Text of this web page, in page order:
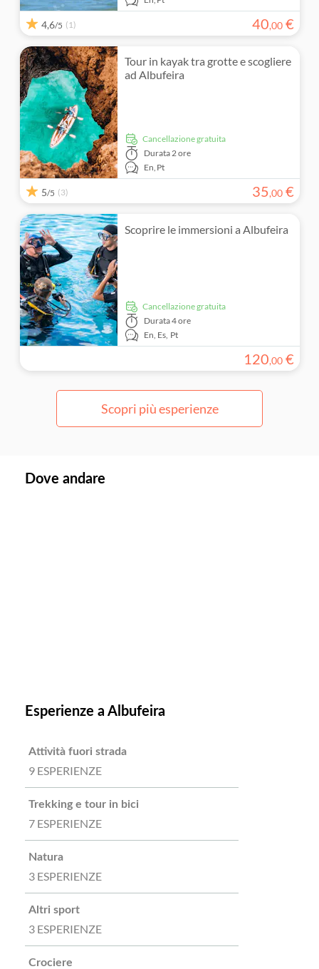
4,6/5 (1) 40,00 €
Tour in kayak tra grotte e scogliere
ad Albufeira
Cancellazione gratuita
Durata2 ore
En,Pt
5/5 (3) 35,00 €
Scoprire le immersioni a Albufeira
Cancellazione gratuita
Durata4 ore
En, Es, Pt
120,00 €
Scopri più esperienze
Dove andare
Esperienze a Albufeira
Attività fuori strada
9 ESPERIENZE
Trekking e tour in bici
7 ESPERIENZE
Natura
3 ESPERIENZE
Altri sport
3 ESPERIENZE
Crociere